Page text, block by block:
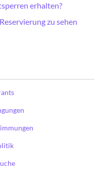
erhalten?
zu sehen